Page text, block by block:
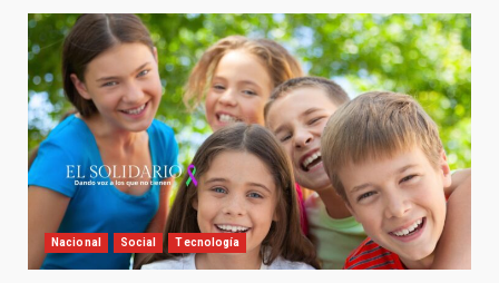
Nacional Social Tecnología